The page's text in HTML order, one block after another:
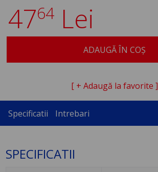
4764 Lei
ADAUGĂ ÎN COȘ
[ + Adaugă la favorite ]
Specificatii Intrebari
SPECIFICATII